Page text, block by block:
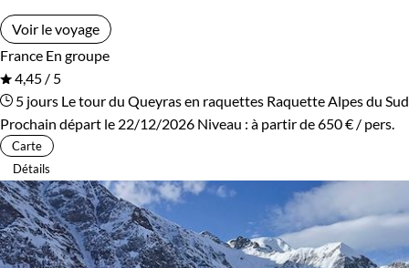
Voir le voyage
France En groupe
4,45 / 5
5 jours Le tour du Queyras en raquettes Raquette Alpes du Sud
Prochain départ le 22/12/2026 Niveau : à partir de650 € / pers.
Carte
Détails